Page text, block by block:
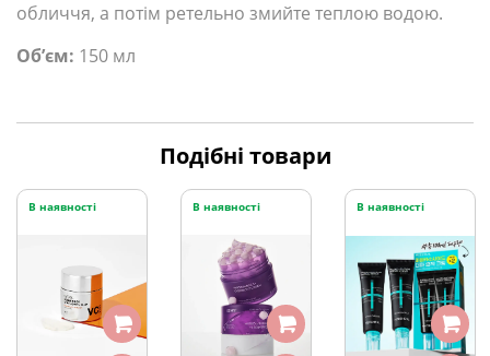
обличчя, а потім ретельно змийте теплою водою.
Обʼєм: 150 мл
Подібні товари
В наявності В наявності В наявності